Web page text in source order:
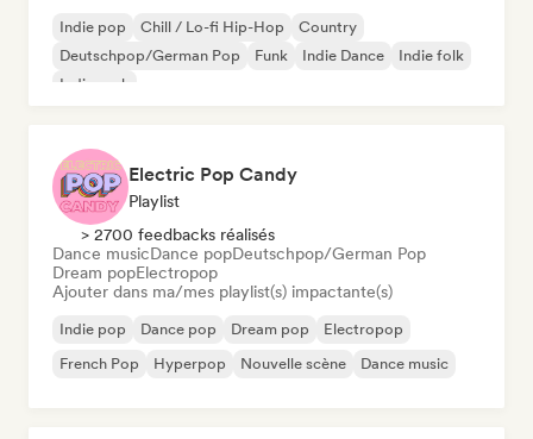
Indie pop Chill / Lo-fi Hip-Hop
Country
Deutschpop/German Pop
Funk Indie Dance
Indie folk
Indie rock
Electric Pop Candy
Playlist
> 2700 feedbacks réalisés
Dance musicDance popDeutschpop/German Pop
Dream popElectropop
Ajouter dans ma/mes playlist(s) impactante(s)
Indie pop Dance pop Dream pop
Electropop
French Pop
Hyperpop Nouvelle scène Dance music